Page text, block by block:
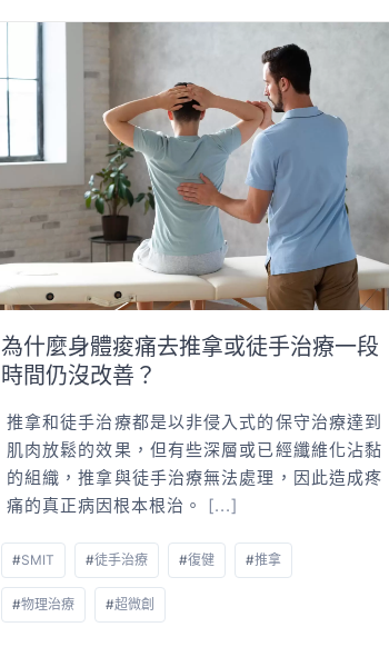
為什麼身體痠痛去推拿或徒手治療一段
時間仍沒改善？
推拿和徒手治療都是以非侵入式的保守治療達到
肌肉放鬆的效果，但有些深層或已經纖維化沾黏
的組織，推拿與徒手治療無法處理，因此造成疼
痛的真正病因根本根治。
[...]
#SMIT #徒手治療 #復健 #推拿
#物理治療 #超微創